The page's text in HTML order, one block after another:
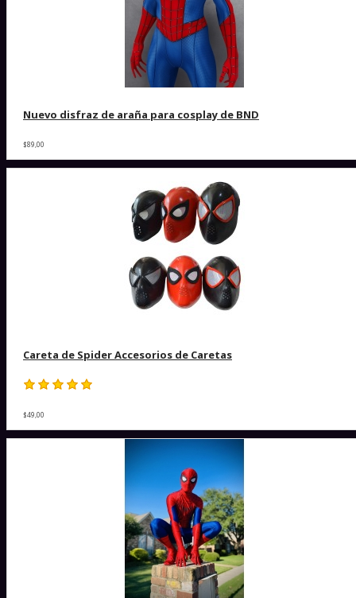
Nuevo disfraz de araña para cosplay de BND
$89,00
Careta de Spider Accesorios de Caretas
$49,00